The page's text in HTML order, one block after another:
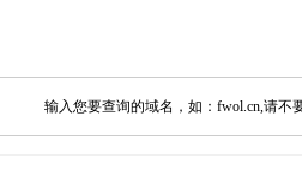
输入您要查询的域名，如：fwol.cn,请不